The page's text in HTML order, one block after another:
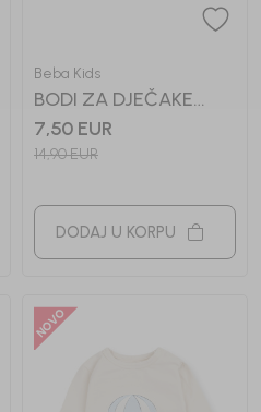
Beba Kids
BODI ZA DJEČAKE
ANTON
7,50 EUR
14,90EUR
DODAJ U KORPU